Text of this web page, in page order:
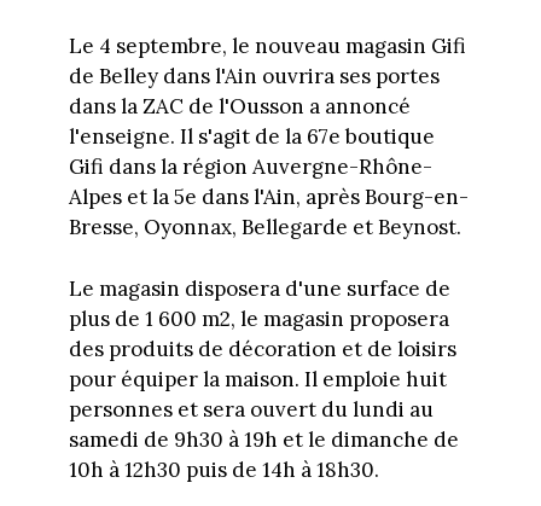
Le 4 septembre, le nouveau magasin Gifi
de Belley dans l'Ain ouvrira ses portes
dans la ZAC de l'Ousson a annoncé
l'enseigne. Il s'agit de la 67e boutique
Gifi dans la région Auvergne-Rhône-
Alpes et la 5e dans l'Ain, après Bourg-en-
Bresse, Oyonnax, Bellegarde et Beynost.
Le magasin disposera d'une surface de
plus de 1 600 m2, le magasin proposera
des produits de décoration et de loisirs
pour équiper la maison. Il emploie huit
personnes et sera ouvert du lundi au
samedi de 9h30 à 19h et le dimanche de
10h à 12h30 puis de 14h à 18h30.